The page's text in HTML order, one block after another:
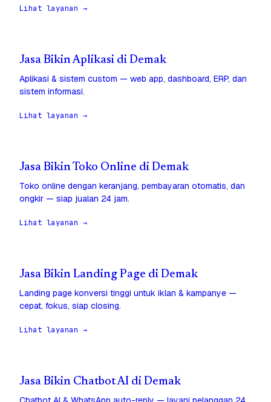
Lihat layanan →
Jasa Bikin Aplikasi di Demak
Aplikasi & sistem custom — web app, dashboard, ERP, dan
sistem informasi.
Lihat layanan →
Jasa Bikin Toko Online di Demak
Toko online dengan keranjang, pembayaran otomatis, dan
ongkir — siap jualan 24 jam.
Lihat layanan →
Jasa Bikin Landing Page di Demak
Landing page konversi tinggi untuk iklan & kampanye —
cepat, fokus, siap closing.
Lihat layanan →
Jasa Bikin Chatbot AI di Demak